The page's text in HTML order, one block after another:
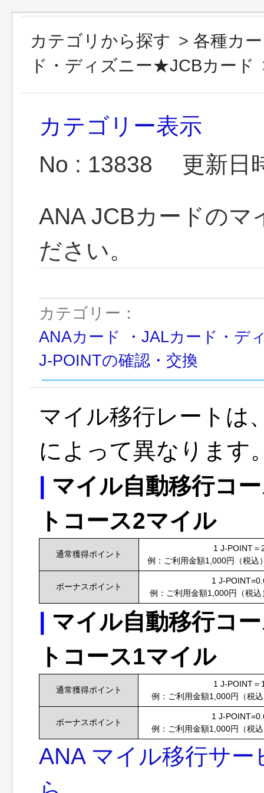
カテゴリから探す > 各種カ
ド・ディズニー★JCBカード
カテゴリー表示
No : 13838
更新日
ANA JCBカードのマ
ださい。
カテゴリー：
ANAカード ・JALカード・デ
J-POINTの確認・交換
マイル移行レートは
によって異なります
| マイル自動移行コ
トコース2マイル
通常獲得ポイント
1 J-POINT＝
例：ご利用金額1,000円（税込
ボーナスポイント
1 J-
例：ご利用金額1,000円（税
| マイル自動移行コ
トコース1マイル
通常獲得ポイント
1 J-POINT＝
例：ご利用金額1,000円（税
ボーナスポイント
1 J-
例：ご利用金額1,000円（税
ANA マイル移行サ